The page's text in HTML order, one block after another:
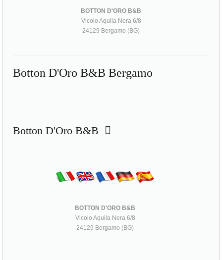
BOTTON D'ORO B&B
Vicolo Aquila Nera 6/8
24129 Bergamo (BG)
Botton D'Oro B&B Bergamo
Botton D'Oro B&B
BOTTON D'ORO B&B
Vicolo Aquila Nera 6/8
24129 Bergamo (BG)